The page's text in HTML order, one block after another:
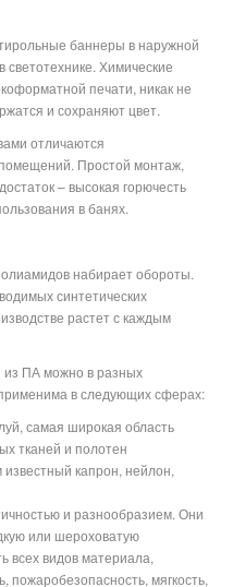
баннеры в наружной
светотехнике. Химические
печати, никак не
и сохраняют цвет.
отличаются
Простой монтаж,
– высокая горючесть
в банях.
набирает обороты.
синтетических
растет с каждым
из ПА можно в разных
в следующих сферах:
самая широкая область
тканей и полотен
капрон, нейлон,
и разнообразием. Они
или шероховатую
всех видов материала,
пожаробезопасность, мягкость,